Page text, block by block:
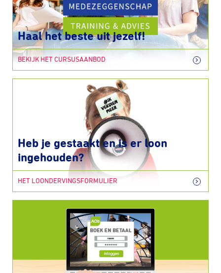
Haal het beste uit jezelf!
BEKIJK HET CURSUSAANBOD
Heb je gestaakt en is er loon
ingehouden?
HET LOONDERVINGSFORMULIER